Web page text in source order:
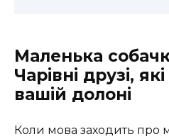
Маленька
Чарівні друзі,
вашій долоні
Коли мова заходить про